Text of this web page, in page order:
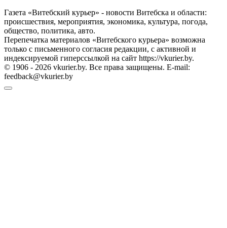
Газета «Витебский курьер» - новости Витебска и области:
происшествия, мероприятия, экономика, культура, погода,
общество, политика, авто.
Перепечатка материалов «Витебского курьера» возможна
только с письменного согласия редакции, с активной и
индексируемой гиперссылкой на сайт https://vkurier.by.
© 1906 - 2026 vkurier.by. Все права защищены. E-mail:
feedback@vkurier.by